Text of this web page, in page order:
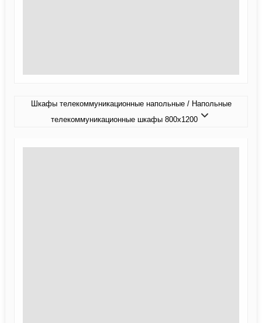
Шкафы телекоммуникационные напольные / Напольные
телекоммуникационные шкафы 800x1200